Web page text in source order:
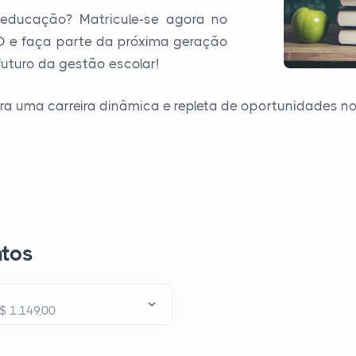
Matricule-se agora no
e faça parte da próxima geração
da gestão escolar!
uma carreira dinâmica e repleta de oportunidades